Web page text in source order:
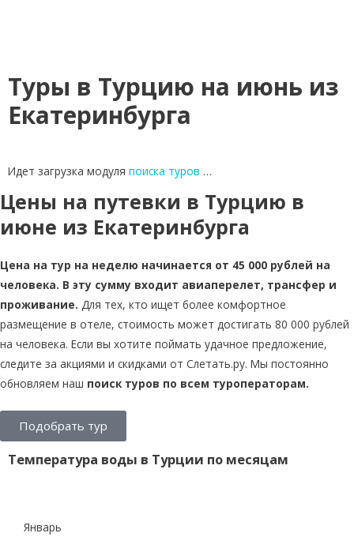
Туры в Турцию на июнь из
Екатеринбурга
Идет загрузка модуля поиска туров …
Цены на путевки в Турцию в
июне из Екатеринбурга
Цена на тур на неделю начинается от 45 000 рублей на
человека. В эту сумму входит авиаперелет, трансфер и
проживание. Для тех, кто ищет более комфортное
размещение в отеле, стоимость может достигать 80 000 рублей
на человека. Если вы хотите поймать удачное предложение,
следите за акциями и скидками от Слетать.ру. Мы постоянно
обновляем наш поиск туров по всем туроператорам.
Подобрать тур
Температура воды в Турции по месяцам
Январь